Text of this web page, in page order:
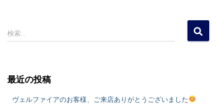
検
索
検索…
最近の投稿
ヴェルファイアのお客様、ご来店ありがとうございました